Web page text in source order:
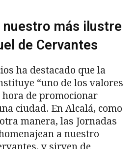
nuestro más ilustre
de Cervantes
ha destacado que la
“uno de los valores
de promocionar
ciudad. En Alcalá, como
manera, las Jornadas
a nuestro
y sirven de